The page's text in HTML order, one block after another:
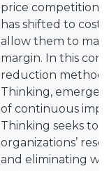
price competition,
has shifted to cost
allow them to
margin. In this
reduction
Thinking,
of continuous
Thinking seeks to
organizations’
and eliminating